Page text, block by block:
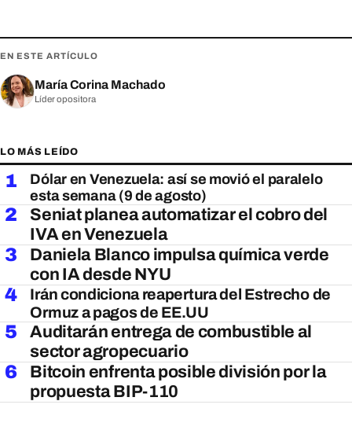
EN ESTE ARTÍCULO
María Corina Machado
Líder opositora
LO MÁS LEÍDO
1
Dólar en Venezuela: así se movió el paralelo
esta semana (9 de agosto)
2
Seniat planea automatizar el cobro del
IVA en Venezuela
3
Daniela Blanco impulsa química verde
con IA desde NYU
4
Irán condiciona reapertura del Estrecho de
Ormuz a pagos de EE.UU
5
Auditarán entrega de combustible al
sector agropecuario
6
Bitcoin enfrenta posible división por la
propuesta BIP-110